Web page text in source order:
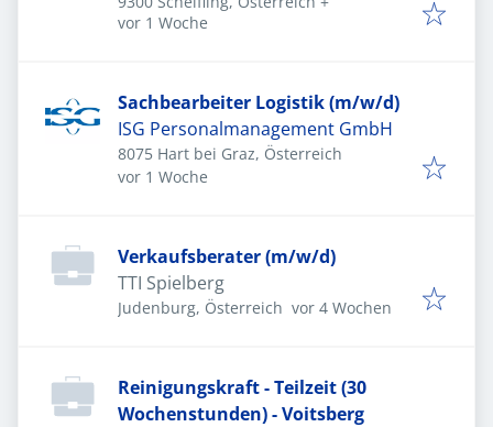
Veröffentlicht
vor 1 Woche
Sachbearbeiter Logistik (m/w/d)
ISG Personalmanagement GmbH
8075 Hart bei Graz, Österreich
Veröffentlicht
vor 1 Woche
Verkaufsberater (m/w/d)
TTI Spielberg
Judenburg, Österreich Veröffentlicht:
vor 4 Wochen
Reinigungskraft - Teilzeit (30
Wochenstunden) - Voitsberg